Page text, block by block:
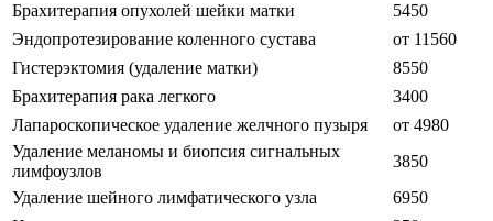
Брахитерапия опухолей шейки матки
5450
Эндопротезирование коленного сустава
от 11560
Гистерэктомия (удаление матки)
8550
Брахитерапия рака легкого
3400
Лапароскопическое удаление желчного пузыря
от 4980
Удаление меланомы и биопсия сигнальных
лимфоузлов
3850
Удаление шейного лимфатического узла
6950